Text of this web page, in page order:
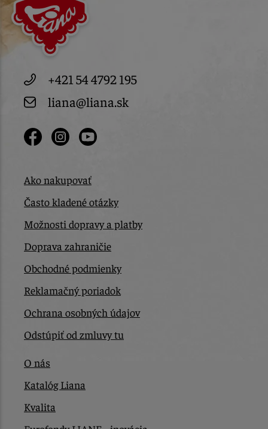
+421 54 4792 195
liana@liana.sk
Ako nakupovať
Často kladené otázky
Možnosti dopravy a platby
Doprava zahraničie
Obchodné podmienky
Reklamačný poriadok
Ochrana osobných údajov
Odstúpiť od zmluvy tu
O nás
Katalóg Liana
Kvalita